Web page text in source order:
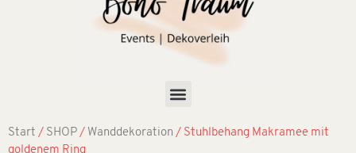
Start / SHOP / Wanddekoration / Stuhlbehang Makramee mit
goldenem Ring